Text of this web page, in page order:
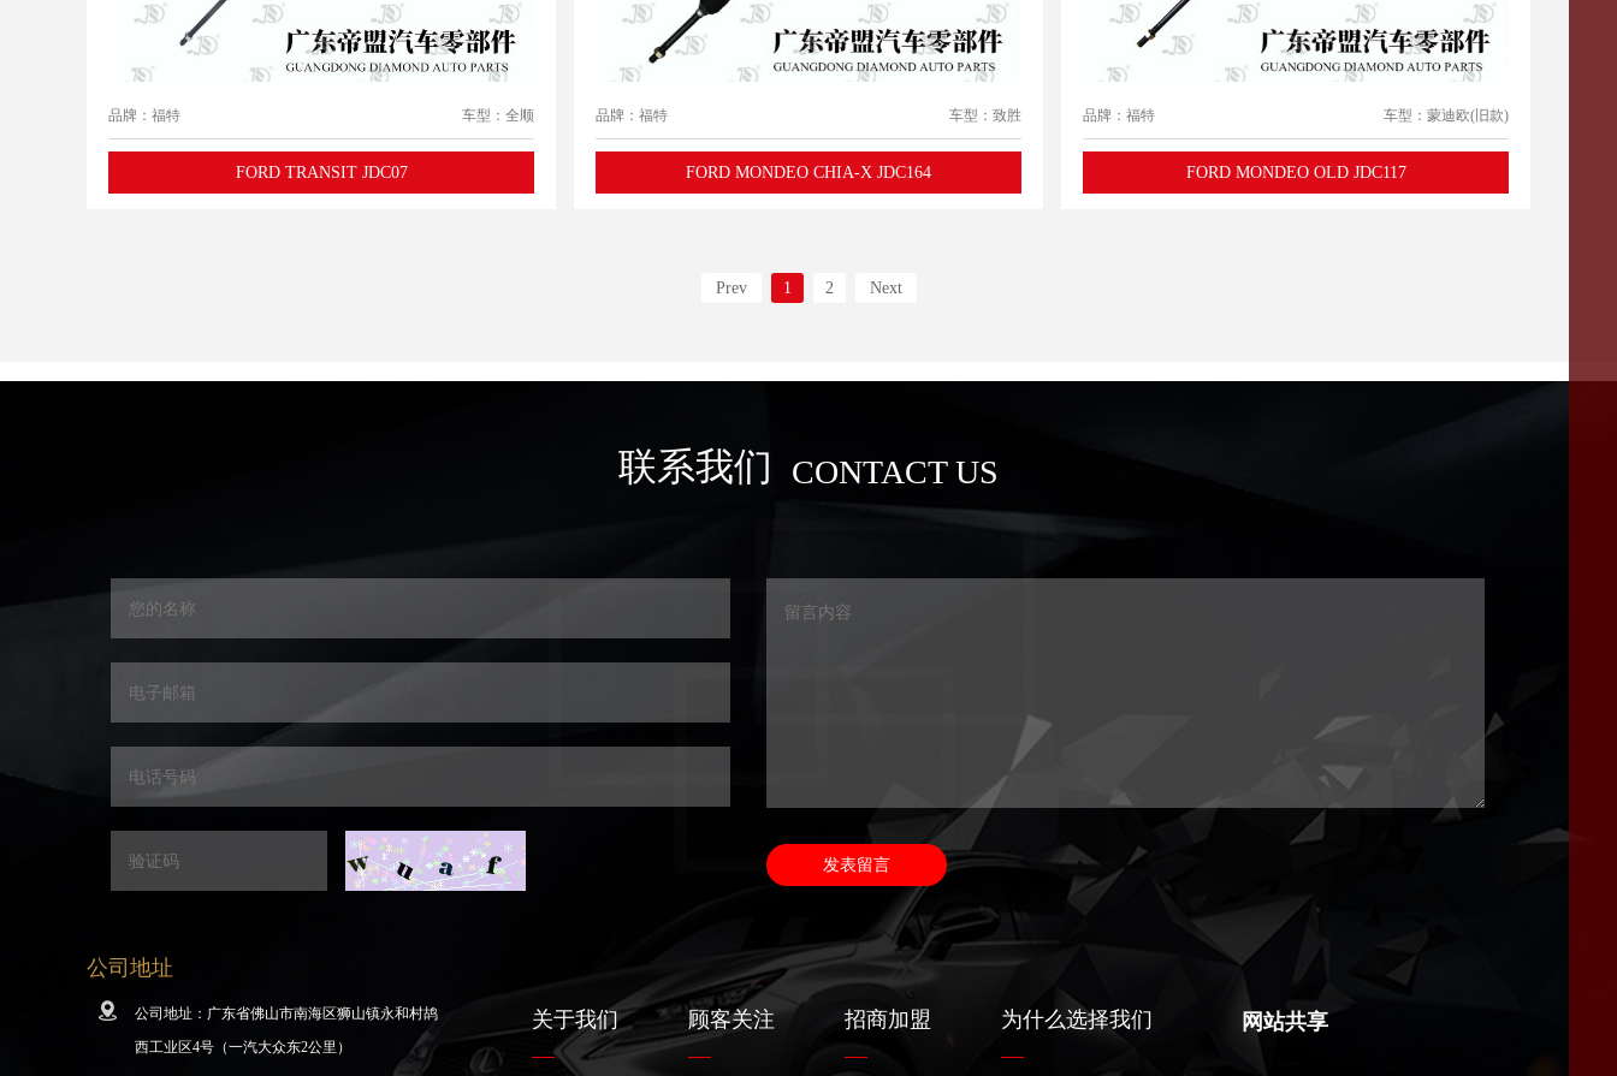
品牌：福特 车型：全顺
FORD TRANSIT JDC07
品牌：福特 车型：致胜
FORD MONDEO CHIA-X JDC164
品牌：福特 车型：蒙迪欧(旧款)
FORD MONDEO OLD JDC117
Prev 1 2 Next
联系我们 CONTACT US
公司地址
公司地址：广东省佛山市南海区狮山镇永和村鸪
西工业区4号（一汽大众东2公里）
关于我们 顾客关注 招商加盟 为什么选择我们 网站共享